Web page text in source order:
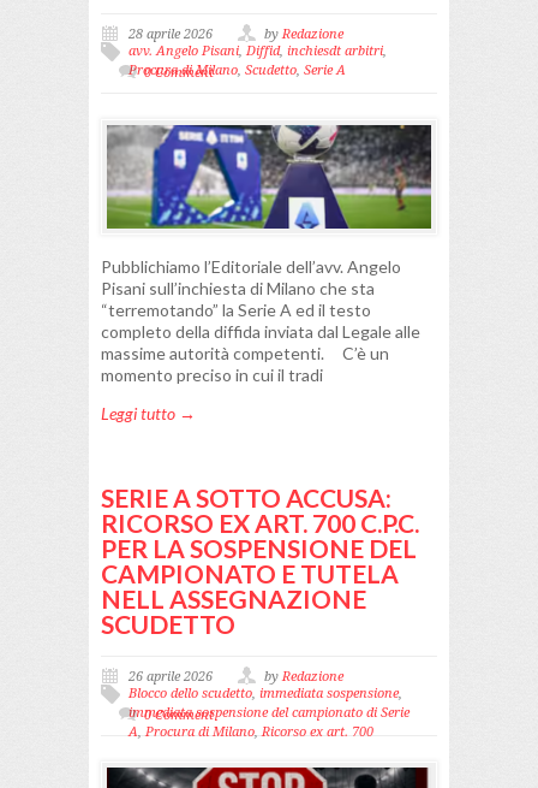
28 aprile 2026 byRedazione
avv. Angelo Pisani, Diffid, inchiesdt arbitri,
Procura di Milano, Scudetto, Serie A
0 Comment
Pubblichiamo l’Editoriale dell’avv. Angelo
Pisani sull’inchiesta di Milano che sta
“terremotando” la Serie A ed il testo
completo della diffida inviata dal Legale alle
massime autorità competenti. C’è un
momento preciso in cui il tradi
Leggi tutto →
SERIE A SOTTO ACCUSA:
RICORSO EX ART. 700 C.P.C.
PER LA SOSPENSIONE DEL
CAMPIONATO E TUTELA
NELL ASSEGNAZIONE
SCUDETTO
26 aprile 2026 byRedazione
Blocco dello scudetto, immediata sospensione,
immediata sospensione del campionato di Serie
A,Procura di Milano,Ricorso ex art. 700
0 Comment